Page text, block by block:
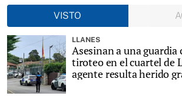
VISTO
LLANES
Asesinan a una
tiroteo en el cuartel de
agente resulta herido